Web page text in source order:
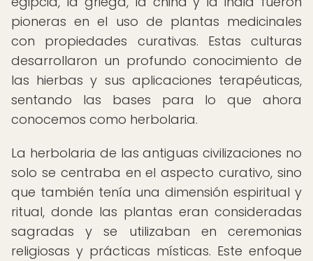
pioneras en el uso de plantas medicinales
con propiedades curativas. Estas culturas
desarrollaron un profundo conocimiento de
las hierbas y sus aplicaciones terapéuticas,
sentando las bases para lo que ahora
conocemos como herbolaria.
La herbolaria de las antiguas civilizaciones no
solo se centraba en el aspecto curativo, sino
que también tenía una dimensión espiritual y
ritual, donde las plantas eran consideradas
sagradas y se utilizaban en ceremonias
religiosas y prácticas místicas. Este enfoque